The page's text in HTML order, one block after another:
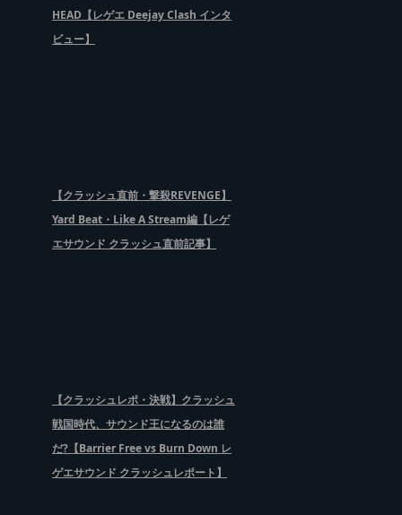
HEAD【レゲエ Deejay Clash インタ
ビュー】
【クラッシュ直前・撃殺REVENGE】
Yard Beat・Like A Stream編【レゲ
エサウンド クラッシュ直前記事】
【クラッシュレポ・決戦】クラッシュ
戦国時代、サウンド王になるのは誰
だ?【Barrier Free vs Burn Down レ
ゲエサウンド クラッシュレポート】